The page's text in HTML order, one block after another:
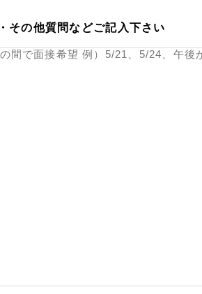
その他質問などご記入下さい